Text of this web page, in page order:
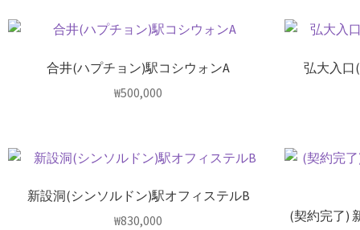
合井(ハプチョン)駅コシウォンA
₩500,000
弘大入口
新設洞(シンソルドン)駅オフィステルB
₩830,000 (契約完了)